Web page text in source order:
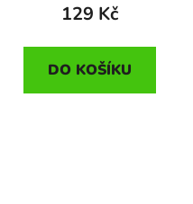
129 Kč
DO KOŠÍKU